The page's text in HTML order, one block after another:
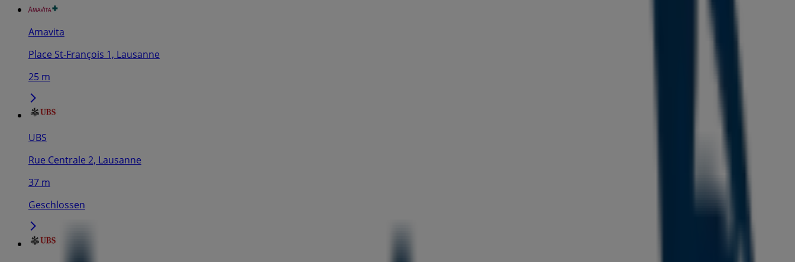
Amavita
Place St-François 1, Lausanne
25 m
UBS
Rue Centrale 2, Lausanne
37 m
Geschlossen